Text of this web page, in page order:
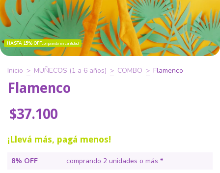
HASTA 15% OFFcomprando en cantidad
Inicio > MUÑECOS (1 a 6 años) > COMBO > Flamenco
Flamenco
$37.100
¡Llevá más, pagá menos!
8% OFF
comprando 2 unidades o más *